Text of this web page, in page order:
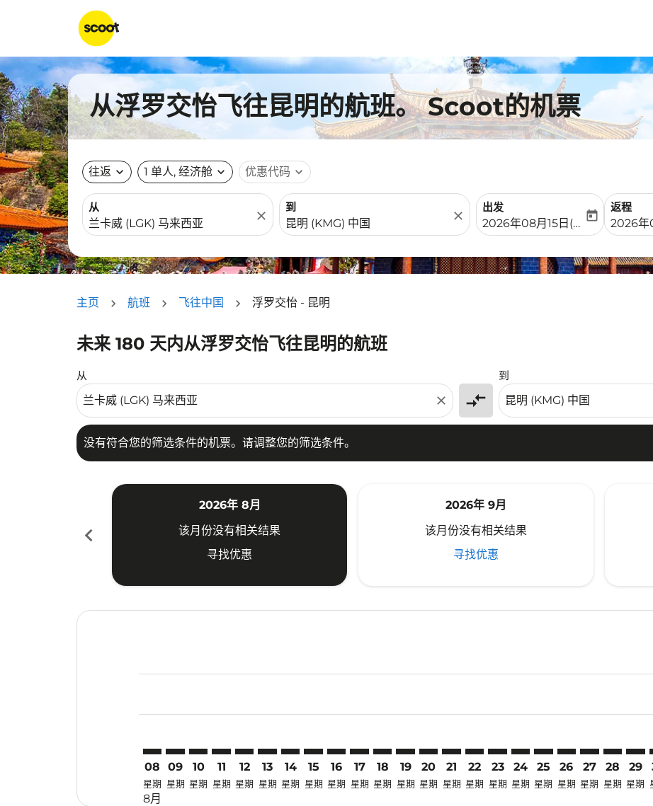
从浮罗交怡飞往昆明的航班。 Scoot的机票
往返 expand_more 1 单人, 经济舱 expand_more 优惠代码 expand_more
从
close
到
close
出发
fc-booking-departure-date-
2026年08月15日(周六)
today
返程
fc-
2026年
主页 航班 飞往中国 浮罗交怡 - 昆明
未来 180 天内从浮罗交怡飞往昆明的航班
从
close compare_arrows
到
没有符合您的筛选条件的机票。请调整您的筛选条件。
没有符合您的筛选条件的机票。请调整您的筛选条件。
chevron_left
2026年 8月
该月份没有相关结果
寻找优惠
2026年 9月
该月份没有相关结果
寻找优惠
08
星期
8月
09
星期
10
星期
11
星期
12
星期
13
星期
14
星期
15
星期
16
星期
17
星期
18
星期
19
星期
20
星期
LGK–KMG: cmp-view-offers-disclaimer.
21
星期
LGK–KMG: cmp-view-offers-
22
星期
LGK–KMG: cmp-view-offers-
23
星期
LGK–KMG: cmp-view-
24
星期
LGK–KMG: cmp-
25
星期
LGK–KMG: cmp-
26
星期
LGK–KMG:
27
星期
28
星期
29
星期